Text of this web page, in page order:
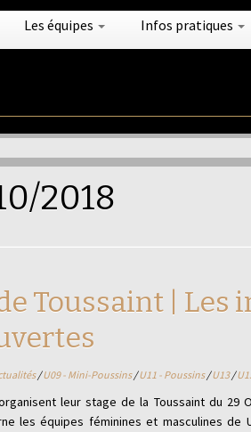
Les équipes Infos pratiques
2018
Toussaint | Les
/U09 - Mini-Poussins/U11 - Poussins/U13/
leur stage de la Toussaint du 29
les équipes féminines et masculines de